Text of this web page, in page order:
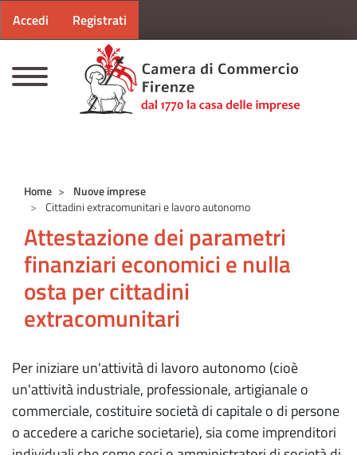
Menu profilo utente
Accedi Registrati
Home
Nuove imprese
Cittadini extracomunitari e lavoro autonomo
Attestazione dei parametri
finanziari economici e nulla
osta per cittadini
extracomunitari
Per iniziare un'attività di lavoro autonomo (cioè
un'attività industriale, professionale, artigianale o
commerciale, costituire società di capitale o di persone
o accedere a cariche societarie), sia come imprenditori